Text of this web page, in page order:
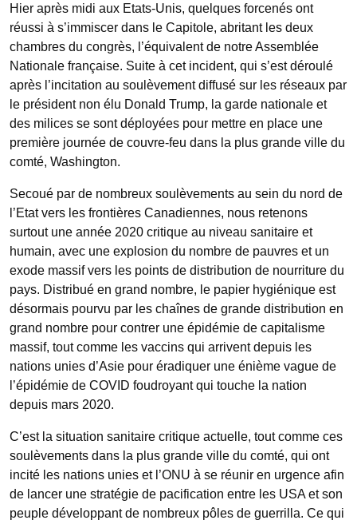
Hier après midi aux Etats-Unis, quelques forcenés ont
réussi à s’immiscer dans le Capitole, abritant les deux
chambres du congrès, l’équivalent de notre Assemblée
Nationale française. Suite à cet incident, qui s’est déroulé
après l’incitation au soulèvement diffusé sur les réseaux par
le président non élu Donald Trump, la garde nationale et
des milices se sont déployées pour mettre en place une
première journée de couvre-feu dans la plus grande ville du
comté, Washington.
Secoué par de nombreux soulèvements au sein du nord de
l’Etat vers les frontières Canadiennes, nous retenons
surtout une année 2020 critique au niveau sanitaire et
humain, avec une explosion du nombre de pauvres et un
exode massif vers les points de distribution de nourriture du
pays. Distribué en grand nombre, le papier hygiénique est
désormais pourvu par les chaînes de grande distribution en
grand nombre pour contrer une épidémie de capitalisme
massif, tout comme les vaccins qui arrivent depuis les
nations unies d’Asie pour éradiquer une énième vague de
l’épidémie de COVID foudroyant qui touche la nation
depuis mars 2020.
C’est la situation sanitaire critique actuelle, tout comme ces
soulèvements dans la plus grande ville du comté, qui ont
incité les nations unies et l’ONU à se réunir en urgence afin
de lancer une stratégie de pacification entre les USA et son
peuple développant de nombreux pôles de guerrilla. Ce qui